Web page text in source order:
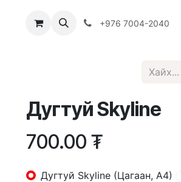
Хямдрал ♻️ Эко шогол+976 7004-2040
Дугтуй Skyline
700.00 ₮
Дугтуй Skyline (Цагаан, А4)